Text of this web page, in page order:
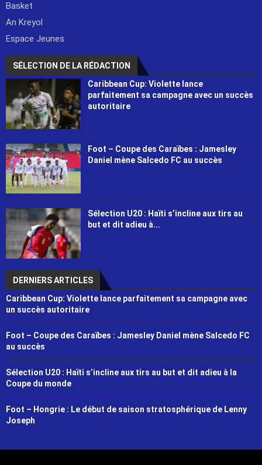
Basket
An Kreyol
Espace Jeunes
SÉLECTION DE LA RÉDACTION
Caribbean Cup: Violette lance
parfaitement sa campagne avec un succès
autoritaire
Foot – Coupe des Caraïbes : Jamesley
Daniel mène Salcedo FC au succès
Sélection U20 : Haïti s’incline aux tirs au
but et dit adieu à...
DERNIERS ARTICLES
Caribbean Cup: Violette lance parfaitement sa campagne avec
un succès autoritaire
Foot – Coupe des Caraïbes : Jamesley Daniel mène Salcedo FC
au succès
Sélection U20 : Haïti s’incline aux tirs au but et dit adieu à la
Coupe du monde
Foot – Hongrie : Le début de saison stratosphérique de Lenny
Joseph